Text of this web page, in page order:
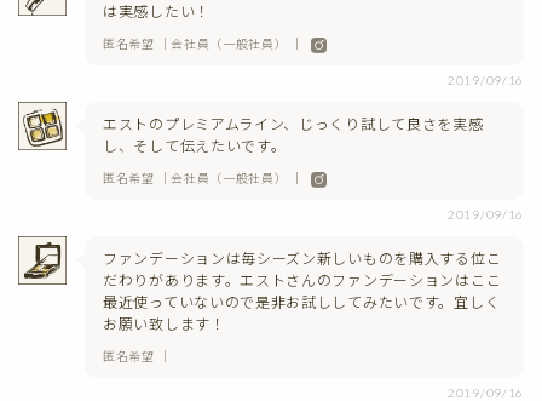
は実感したい！
匿名希望 ｜会社員（一般社員） ｜
2019/09/16
エストのプレミアムライン、じっくり試して良さを実感
し、そして伝えたいです。
匿名希望 ｜会社員（一般社員） ｜
2019/09/16
ファンデーションは毎シーズン新しいものを購入する位こ
だわりがあります。エストさんのファンデーションはここ
最近使っていないので是非お試ししてみたいです。宜しく
お願い致します！
匿名希望 ｜
2019/09/16